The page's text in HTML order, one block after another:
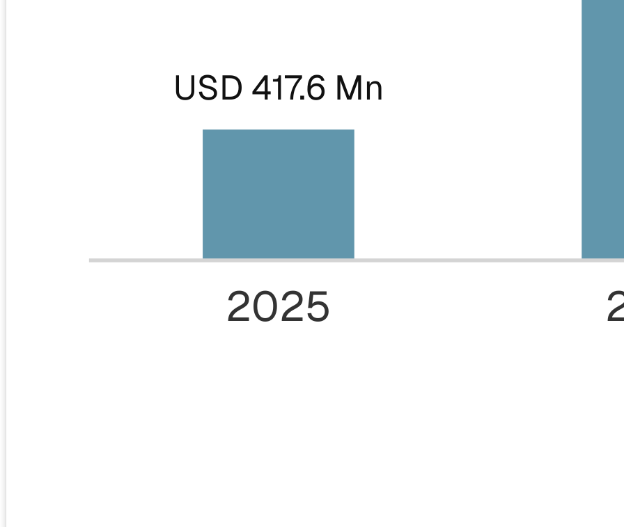
USD 417.6 Mn
2025